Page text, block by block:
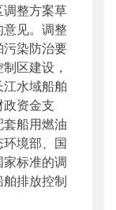
整方案草
见。调整
染防治要
区建设，
水域船舶
资金支
船用燃油
境部、国
标准的调
排放控制